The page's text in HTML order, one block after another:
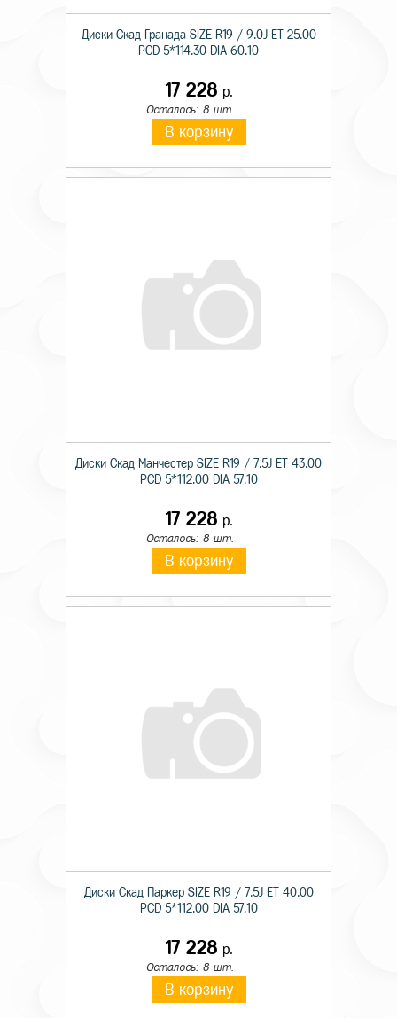
Диски Скад Гранада SIZE R19 / 9.0J ET 25.00
PCD 5*114.30 DIA 60.10
17 228 р.
Осталось: 8 шт.
В корзину
Диски Скад Манчестер SIZE R19 / 7.5J ET 43.00
PCD 5*112.00 DIA 57.10
17 228 р.
Осталось: 8 шт.
В корзину
Диски Скад Паркер SIZE R19 / 7.5J ET 40.00
PCD 5*112.00 DIA 57.10
17 228 р.
Осталось: 8 шт.
В корзину